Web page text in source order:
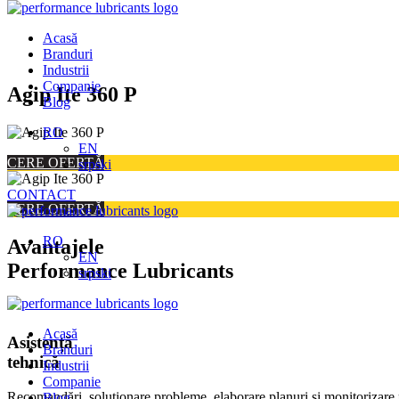
Skip
to
content
Acasă
Branduri
Industrii
Companie
Blog
RO
EN
srpski
CONTACT
RO
EN
srpski
Acasă
Branduri
Industrii
Companie
Agip Ite 360 P
CERE OFERTĂ
CERE OFERTĂ
Avantajele
Performance Lubricants
Asistență
tehnică